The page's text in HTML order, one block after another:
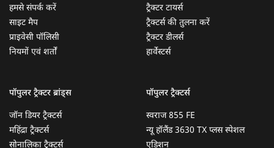
हमसे संपर्क करें
साइट मैप
प्राइवेसी पॉलिसी
नियमों एवं शर्तों
ट्रैक्टर टायर्स
ट्रैक्टर्स की तुलना करें
ट्रैक्टर डीलर्स
हार्वेस्टर्स
पॉपुलर ट्रैक्टर ब्रांड्स
जॉन डियर ट्रैक्टर्स
महिंद्रा ट्रैक्टर्स
सोनालिका ट्रैक्टर्स
पॉपुलर ट्रैक्टर्स
स्वराज 855 FE
न्यू हॉलैंड 3630 TX प्लस स्पेशल
एडिशन